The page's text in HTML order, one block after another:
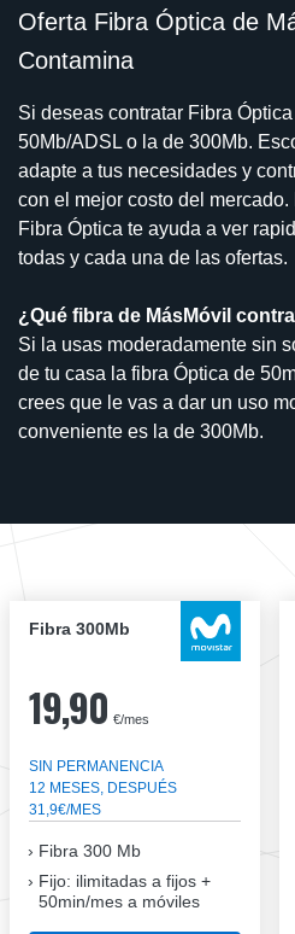
Oferta Fibra Óptica de
Contamina
Si deseas contratar Fibra
50Mb/ADSL o la de 300Mb.
adapte a tus necesidades y
con el mejor costo del
Fibra Óptica te ayuda a ver
todas y cada una de las ofertas.
¿Qué fibra de MásMóvil
Si la usas moderadamente sin
de tu casa la fibra Óptica de
crees que le vas a dar un uso
conveniente es la de 300Mb.
Fibra 300Mb
19,90 €/mes
SIN PERMANENCIA
12 MESES, DESPUÉS
31,9€/MES
Fibra 300 Mb
Fijo: ilimitadas a fijos +
50min/mes a móviles